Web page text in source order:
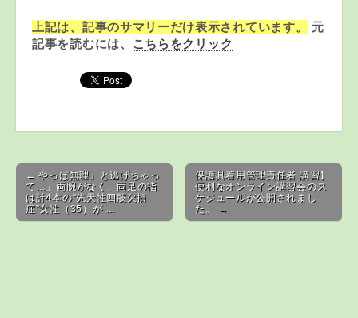
上記は、記事のサマリーだけ表示されています。
元
記事を読むには、 こちらをクリック
Post navigation
← やっぱ無理』と逃げちゃっ
て…」両腕がなく、両足の指
は計4本の“先天性四肢欠損
症”女性（35）が …
保護具着用管理責任者 講習】
便利なオンライン講習会のス
ケジュールが公開されまし
た。 →